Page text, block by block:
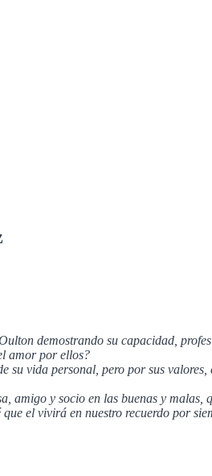
demostrando su capacidad,
amor por ellos?
vida personal, pero por sus
y socio en las buenas y malas,
el vivirá en nuestro recuerdo por